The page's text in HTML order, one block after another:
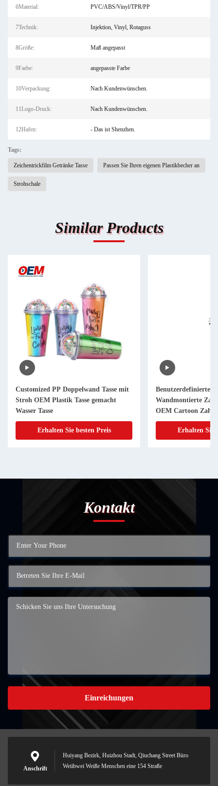
6Material: PVC/ABS/Vinyl/TPR/PP
7Technik: Injektion, Vinyl, Rotaguss
8Größe: Maß angepasst
9Farbe: angepasste Farbe
10Verpackung: Nach Kundenwünschen.
11Logo-Druck: Nach Kundenwünschen.
12Hafen: - Das ist Shenzhen.
Tags:
Zeichentrickfilm Getränke Tasse Passen Sie Ihren eigenen Plastikbecher an
Strohschale
Similar Products
Customized PP Doppelwand Tasse mit
Stroh OEM Plastik Tasse gemacht
Wasser Tasse
Erhalten Sie besten Preis
Benutzerdefinierte
Wandmontierte
OEM Cartoon
Erhalten Sie
Kontakt
Einreichungen
Anschrift
Huiyang Bezirk, Huizhou Stadt, Qiuchang Street Büro
Weiibwei Weiße Menschen eine 154 Straße